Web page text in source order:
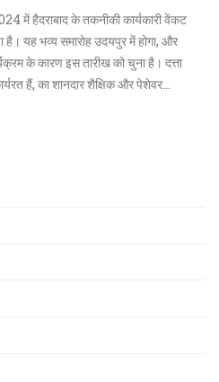
में हैदराबाद के तकनीकी कार्यकारी वेंकट
है। यह भव्य समारोह उदयपुर में होगा, और
के कारण इस तारीख को चुना है। दत्ता
हैं, का शानदार शैक्षिक और पेशेवर